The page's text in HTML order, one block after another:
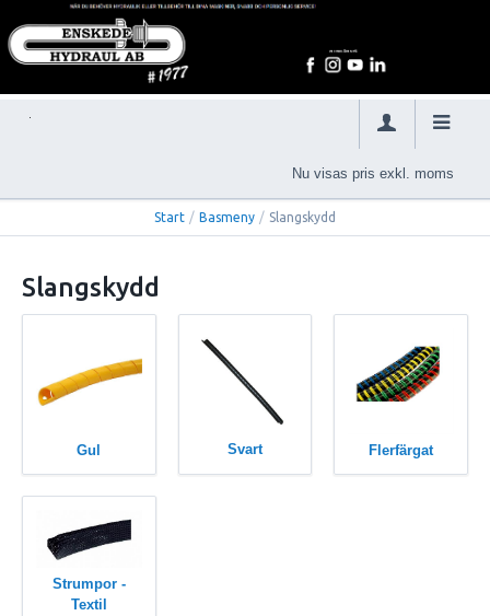
Nu visas pris exkl. moms
Start / Basmeny / Slangskydd
Slangskydd
Gul Svart Flerfärgat
Strumpor -
Textil